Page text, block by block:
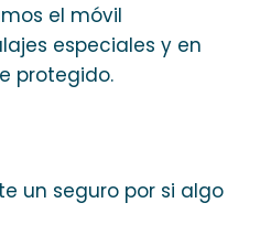
el móvil
especiales y en
protegido.
un seguro por si algo